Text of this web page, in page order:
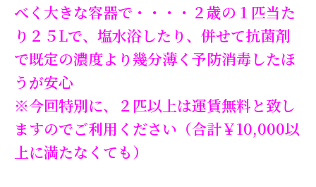
べく大きな容器で・・・・２歳の１匹当た
り２５Lで、塩水浴したり、併せて抗菌剤
で既定の濃度より幾分薄く予防消毒したほ
うが安心
※今回特別に、２匹以上は運賃無料と致し
ますのでご利用ください（合計￥10,000以
上に満たなくても）